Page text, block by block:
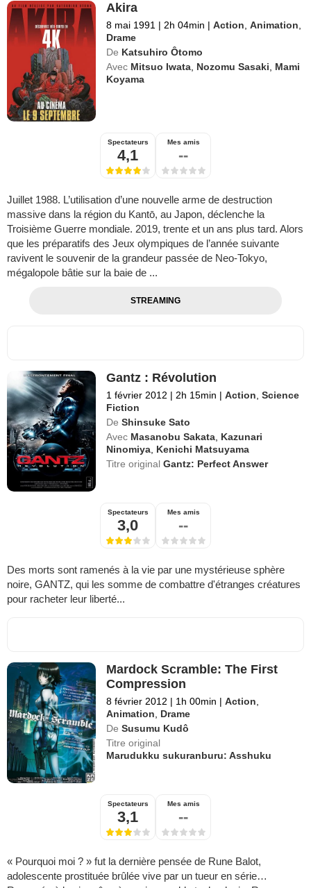
Akira
8 mai 1991 | 2h 04min | Action,Animation,
Drame
De Katsuhiro Ôtomo
Avec Mitsuo Iwata, Nozomu Sasaki, Mami
Koyama
Spectateurs
4,1
Mes amis
--
Juillet 1988. L’utilisation d’une nouvelle arme de destruction
massive dans la région du Kantō, au Japon, déclenche la
Troisième Guerre mondiale. 2019, trente et un ans plus tard. Alors
que les préparatifs des Jeux olympiques de l’année suivante
ravivent le souvenir de la grandeur passée de Neo-Tokyo,
mégalopole bâtie sur la baie de ...
STREAMING
Gantz : Révolution
1 février 2012 | 2h 15min | Action,Science
Fiction
De Shinsuke Sato
Avec Masanobu Sakata, Kazunari
Ninomiya, Kenichi Matsuyama
Titre originalGantz: Perfect Answer
Spectateurs
3,0
Mes amis
--
Des morts sont ramenés à la vie par une mystérieuse sphère
noire, GANTZ, qui les somme de combattre d'étranges créatures
pour racheter leur liberté...
Mardock Scramble: The First
Compression
8 février 2012 | 1h 00min | Action,
Animation, Drame
De Susumu Kudô
Titre original
Marudukku sukuranburu: Asshuku
Spectateurs
3,1
Mes amis
--
« Pourquoi moi ? » fut la dernière pensée de Rune Balot,
adolescente prostituée brûlée vive par un tueur en série…